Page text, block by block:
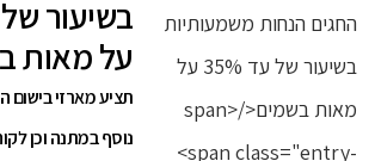
על מאות
תציע מארזי בישום
נוסף במתנה וכן